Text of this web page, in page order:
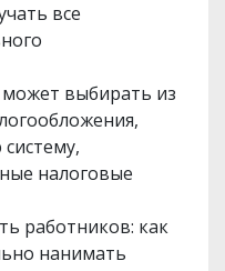
все
выбирать из
налоговые
работников: как
нанимать